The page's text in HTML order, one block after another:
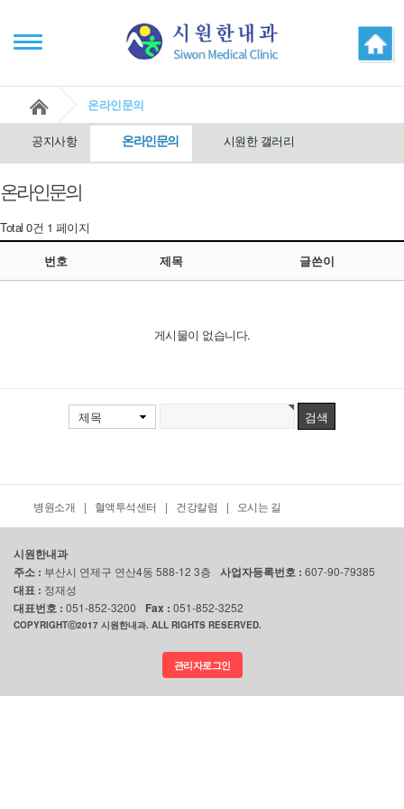
온라인문의
공지사항 온라인문의 시원한 갤러리
온라인문의
Total 0건 1 페이지
번호
제목 글쓴이
게시물이 없습니다.
제목
병원소개 | 혈액투석센터 | 건강칼럼 | 오시는 길
시원한내과
주소 : 부산시 연제구 연산4동 588-12 3층 사업자등록번호 : 607-90-79385
대표 : 정재성
대표번호 : 051-852-3200 Fax : 051-852-3252
COPYRIGHTⓒ2017 시원한내과. ALL RIGHTS RESERVED.
관리자로그인